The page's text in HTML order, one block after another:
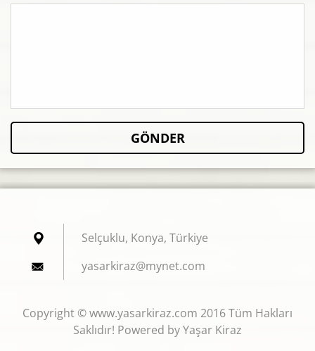
Selçuklu, Konya, Türkiye
yasarkiraz@mynet.com
Copyright © www.yasarkiraz.com 2016 Tüm Hakları
Saklıdır! Powered by Yaşar Kiraz